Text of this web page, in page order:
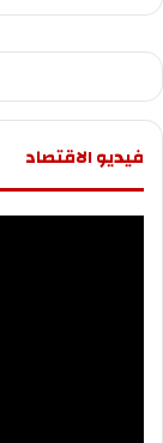
فيديو الاقتصاد